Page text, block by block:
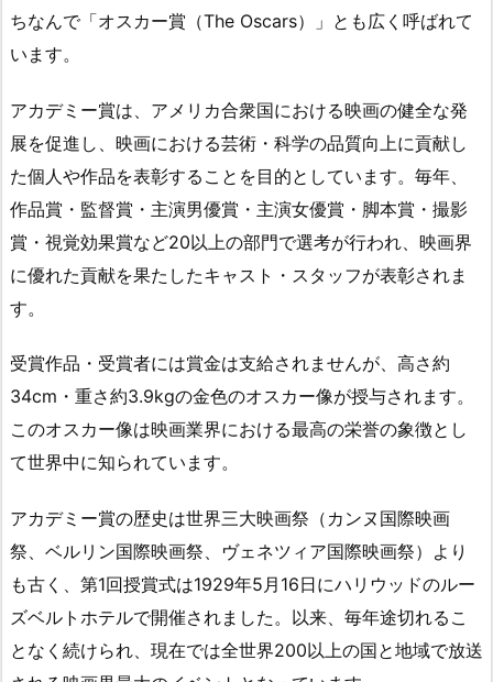
ちなんで「オスカー賞（The Oscars）」とも広く呼ばれて
います。
アカデミー賞は、アメリカ合衆国における映画の健全な発
展を促進し、映画における芸術・科学の品質向上に貢献し
た個人や作品を表彰することを目的としています。毎年、
作品賞・監督賞・主演男優賞・主演女優賞・脚本賞・撮影
賞・視覚効果賞など20以上の部門で選考が行われ、映画界
に優れた貢献を果たしたキャスト・スタッフが表彰されま
す。
受賞作品・受賞者には賞金は支給されませんが、高さ約
34cm・重さ約3.9kgの金色のオスカー像が授与されます。
このオスカー像は映画業界における最高の栄誉の象徴とし
て世界中に知られています。
アカデミー賞の歴史は世界三大映画祭（カンヌ国際映画
祭、ベルリン国際映画祭、ヴェネツィア国際映画祭）より
も古く、第1回授賞式は1929年5月16日にハリウッドのルー
ズベルトホテルで開催されました。以来、毎年途切れるこ
となく続けられ、現在では全世界200以上の国と地域で放送